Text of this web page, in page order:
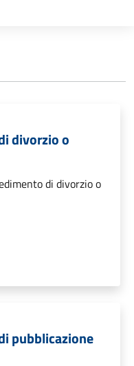
divorzio o
di divorzio o
pubblicazione